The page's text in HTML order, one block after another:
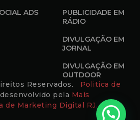
ADS
PUBLICIDADE EM
RÁDIO
DIVULGAÇÃO EM
JORNAL
DIVULGAÇÃO EM
OUTDOOR
Reservados. Politica de
pela Mais
de Marketing Digital RJ.